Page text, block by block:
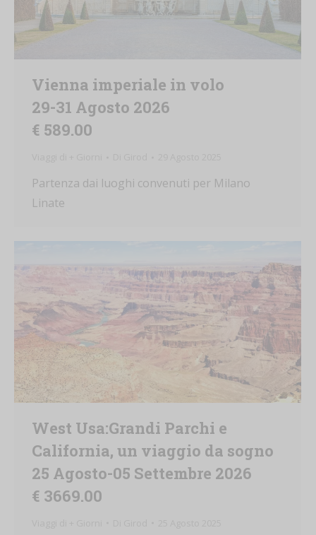
Vienna imperiale in volo
29-31 Agosto 2026
€ 589.00
Partenza dai luoghi convenuti per Milano
Linate
West Usa:Grandi Parchi e
California, un viaggio da sogno
25 Agosto-05 Settembre 2026
€ 3669.00